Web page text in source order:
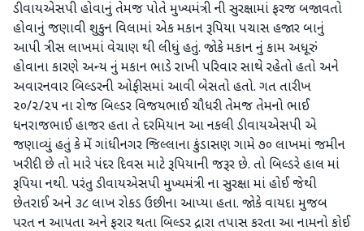
ડીવાયએસપી હોવાનું તેમજ પોતે મુખ્યમંત્રી ની સુરક્ષામાં ફરજ બજાવતો
હોવાનું જણાવી શુકુન વિલામાં એક મકાન રૂપિયા પચાસ હજાર બાનું
આપી ત્રીસ લાખમાં વેચાણ થી લીધું હતું. જોકે મકાન નું કામ અધૂરું
હોવાના કારણે અન્ય નું મકાન ભાડે રાખી પરિવાર સાથે રહેતો હતો અને
અવારનવાર બિલ્ડરની ઓફીસમાં આવી બેસતો હતો. ગત તારીખ
૨૦/૨/૨૫ ના રોજ બિલ્ડર વિજયભાઈ ચૌધરી તેમજ તેમનો ભાઈ
ધનરાજભાઈ હાજર હતા તે દરમિયાન આ નકલી ડીવાયએસપી એ
જણાવ્યું હતું કે મેં ગાંધીનગર જિલ્લાના કુંડાસણ ગામે ૭૦ લાખમાં જમીન
ખરીદી છે તો મારે પંદર દિવસ માટે રૂપિયાની જરૂર છે. તો બિલ્ડરે હાલ માં
રૂપિયા નથી. પરંતુ ડીવાયએસપી મુખ્યમંત્રી ના સુરક્ષા માં હોઈ જેથી
છેતરાઈ અને ૩૮ લાખ રોકડ ઉછીના આપ્યા હતા. જોકે વાયદા મુજબ
પરત ન આપતા અને ફરાર થતા બિલ્ડર દ્રારા તપાસ કરતા આ નામનો કોઈ